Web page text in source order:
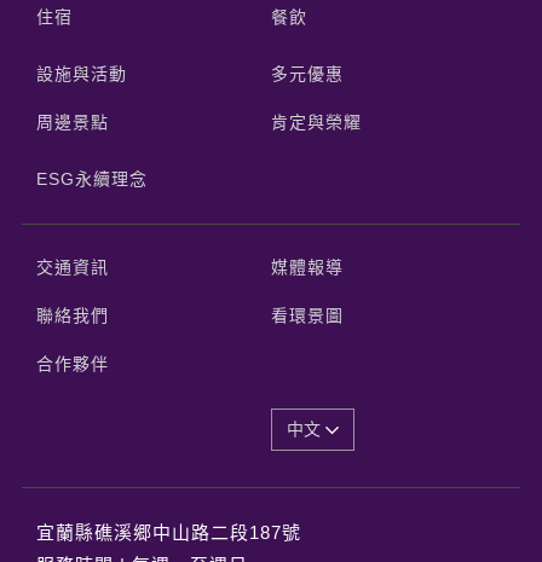
住宿 餐飲
設施與活動 多元優惠
周邊景點 肯定與榮耀
ESG永續理念
交通資訊 媒體報導
聯絡我們 看環景圖
合作夥伴
中文
宜蘭縣礁溪郷中山路二段187號